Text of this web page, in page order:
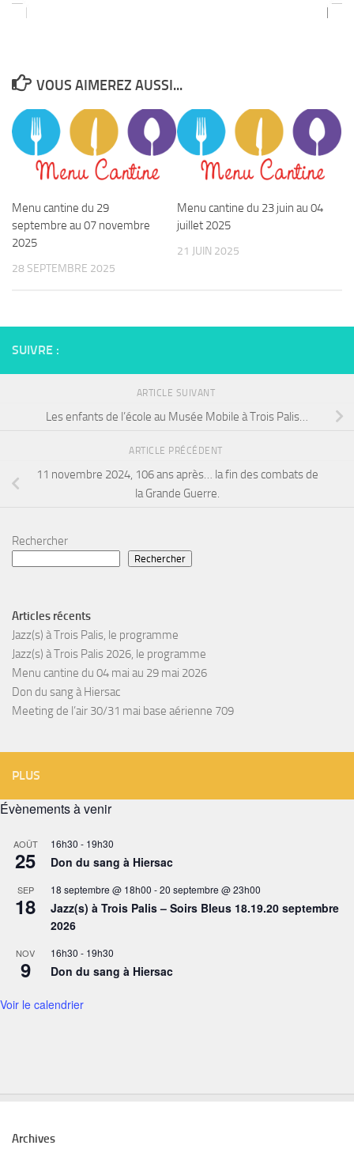
VOUS AIMEREZ AUSSI...
Menu cantine du 29
septembre au 07 novembre
2025
28 SEPTEMBRE 2025
Menu cantine du 23 juin au 04
juillet 2025
21 JUIN 2025
SUIVRE :
ARTICLE SUIVANT
Les enfants de l’école au Musée Mobile à Trois Palis…
ARTICLE PRÉCÉDENT
11 novembre 2024, 106 ans après… la fin des combats de
la Grande Guerre.
Rechercher
Rechercher
Articles récents
Jazz(s) à Trois Palis, le programme
Jazz(s) à Trois Palis 2026, le programme
Menu cantine du 04 mai au 29 mai 2026
Don du sang à Hiersac
Meeting de l’air 30/31 mai base aérienne 709
PLUS
Évènements à venir
AOÛT
25
16h30 - 19h30
Don du sang à Hiersac
SEP
18
18 septembre @ 18h00 -20 septembre @ 23h00
Jazz(s) à Trois Palis – Soirs Bleus 18.19.20 septembre
2026
NOV
9
16h30 - 19h30
Don du sang à Hiersac
Voir le calendrier
Archives